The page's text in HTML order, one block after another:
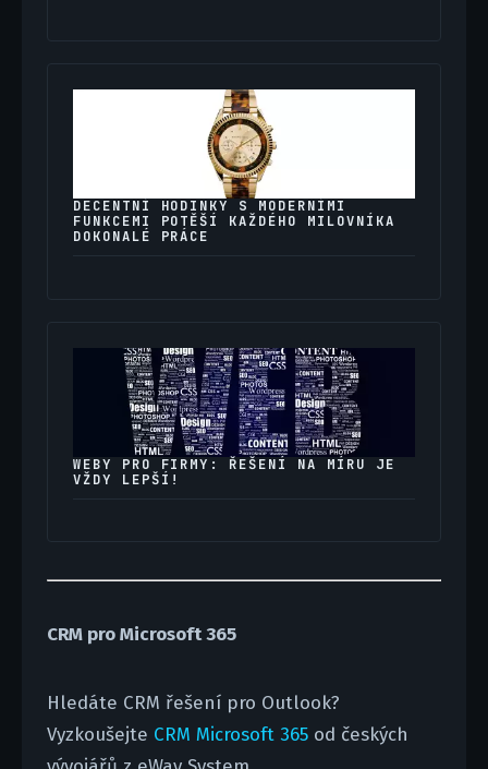
DECENTNÍ HODINKY S MODERNÍMI
FUNKCEMI POTĚŠÍ KAŽDÉHO MILOVNÍKA
DOKONALÉ PRÁCE
WEBY PRO FIRMY: ŘEŠENÍ NA MÍRU JE
VŽDY LEPŠÍ!
CRM pro Microsoft 365
Hledáte CRM řešení pro Outlook?
Vyzkoušejte CRM Microsoft 365od českých